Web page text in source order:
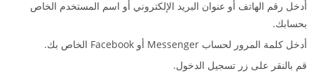
أدخل رقم الهاتف أو عنوان البريد الإلكتروني أو اسم المستخدم الخاص
بحسابك.
أدخل كلمة المرور لحساب Messenger أو Facebook الخاص بك.
قم بالنقر على زر تسجيل الدخول.